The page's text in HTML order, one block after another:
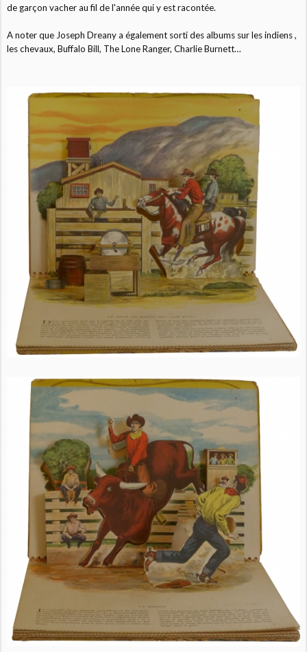
de garçon vacher au fil de l'année qui y est racontée.
A noter que Joseph Dreany a également sorti des albums sur les indiens ,
les chevaux, Buffalo Bill, The Lone Ranger, Charlie Burnett…